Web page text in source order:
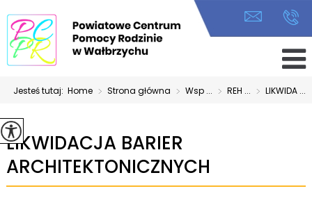
Jesteś tutaj:Home > Strona główna > Wsp ... > REH ... > LIKWIDA ...
LIKWIDACJA BARIER
ARCHITEKTONICZNYCH